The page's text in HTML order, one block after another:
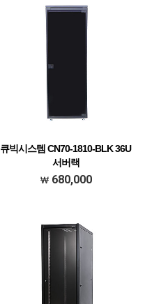
큐빅시스템 CN70-1810-BLK 36U
서버랙
1800H x 1000D x 600W (블랙)
680,000